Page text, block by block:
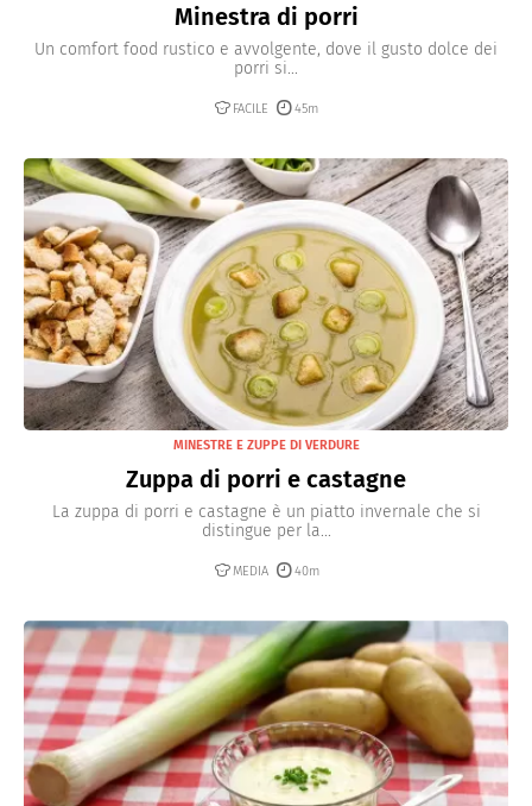
Minestra di porri
Un comfort food rustico e avvolgente, dove il gusto dolce dei
porri si...
FACILE 45m
MINESTRE E ZUPPE DI VERDURE
Zuppa di porri e castagne
La zuppa di porri e castagne è un piatto invernale che si
distingue per la...
MEDIA 40m